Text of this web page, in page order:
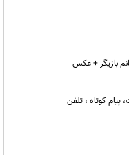
بازیگر + عکس
پیام کوتاه ، تلفن